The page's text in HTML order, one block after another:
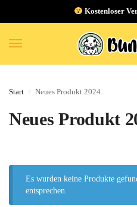
Kostenloser
Start / Neues Produkt 2024
Neues Produkt
Es wurden keine Produkte
entsprechen.